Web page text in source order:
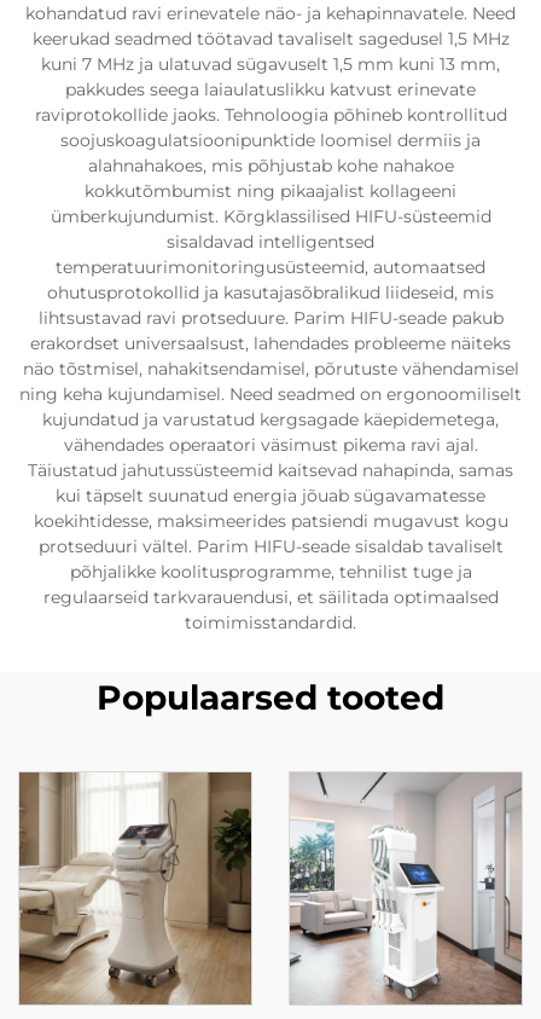
kohandatud ravi erinevatele näo- ja kehapinnavatele. Need
keerukad seadmed töötavad tavaliselt sagedusel 1,5 MHz
kuni 7 MHz ja ulatuvad sügavuselt 1,5 mm kuni 13 mm,
pakkudes seega laiaulatuslikku katvust erinevate
raviprotokollide jaoks. Tehnoloogia põhineb kontrollitud
soojuskoagulatsioonipunktide loomisel dermiis ja
alahnahakoes, mis põhjustab kohe nahakoe
kokkutõmbumist ning pikaajalist kollageeni
ümberkujundumist. Kõrgklassilised HIFU-süsteemid
sisaldavad intelligentsed
temperatuurimonitoringusüsteemid, automaatsed
ohutusprotokollid ja kasutajasõbralikud liideseid, mis
lihtsustavad ravi protseduure. Parim HIFU-seade pakub
erakordset universaalsust, lahendades probleeme näiteks
näo tõstmisel, nahakitsendamisel, põrutuste vähendamisel
ning keha kujundamisel. Need seadmed on ergonoomiliselt
kujundatud ja varustatud kergsagade käepidemetega,
vähendades operaatori väsimust pikema ravi ajal.
Täiustatud jahutussüsteemid kaitsevad nahapinda, samas
kui täpselt suunatud energia jõuab sügavamatesse
koekihtidesse, maksimeerides patsiendi mugavust kogu
protseduuri vältel. Parim HIFU-seade sisaldab tavaliselt
põhjalikke koolitusprogramme, tehnilist tuge ja
regulaarseid tarkvarauendusi, et säilitada optimaalsed
toimimisstandardid.
Populaarsed tooted